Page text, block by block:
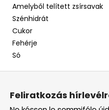
Amelyből telített zsírsavak
Szénhidrát
Cukor
Fehérje
Só
Feliratkozás